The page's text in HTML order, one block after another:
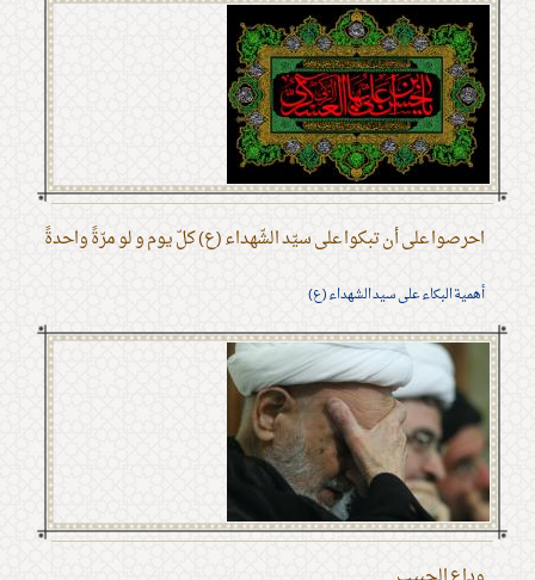
احرصوا على أن تبكوا على سيّد الشّهداء (ع) كلّ يوم و لو مرّةً واحدةً
أهمية البكاء على سيد الشهداء (ع)